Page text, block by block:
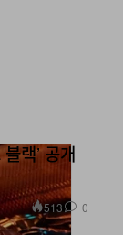
랙’ 공개
513 0